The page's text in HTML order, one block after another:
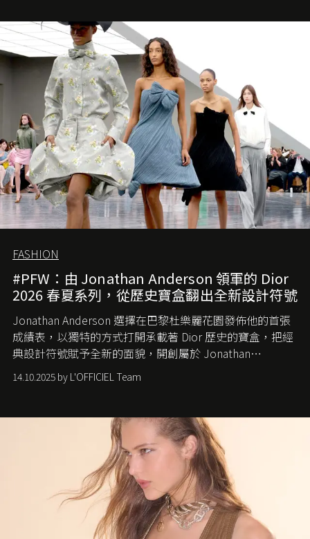
團市值一日蒸發 30 億美元，大眾擔心走得太前的 Demna
會忽略品牌的美學基礎，最後變成三不像。而從剛剛推出
的首作所造成的話題及關注度，我們便知道 Demna 沒這麼
簡單，一個嶄新的 Gucci 時代已經展開！
FASHION
#PFW：由 Jonathan Anderson 領軍的 Dior
2026 春夏系列，從歷史寶盒翻出全新設計符號
Jonathan Anderson 選擇在巴黎杜樂麗花園發佈他的首張
成績表，以獨特的方式打開承載著 Dior 歷史的寶盒，把經
典設計符號賦予全新的面貌，開創屬於 Jonathan
Anderson 的 Dior 時代。
14.10.2025 by L'OFFICIEL Team